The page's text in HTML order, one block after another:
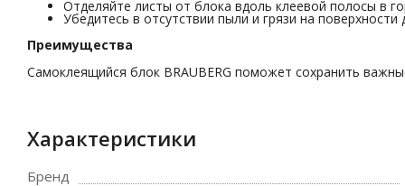
Отделяйте листы от блока вдоль клеевой полосы в
Убедитесь в отсутствии пыли и грязи на
Преимущества
Самоклеящийся блок BRAUBERG поможет сохранить
Характеристики
Бренд